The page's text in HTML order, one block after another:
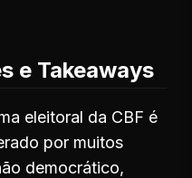
e Takeaways
eleitoral da CBF é
por muitos
democrático,